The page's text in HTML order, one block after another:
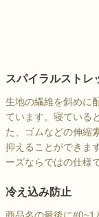
スパイラルスト
生地の繊維を斜めに
ています。寝ている
た、ゴムなどの伸縮
抑えることができま
ーズならではの仕様
冷え込み防止